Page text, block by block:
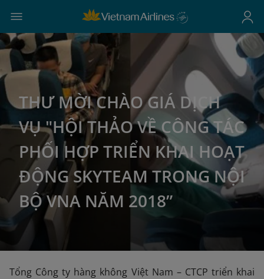
THƯ MỜI CHÀO GIÁ DỊCH
VỤ "HỘI THẢO VỀ CÔNG TÁC
PHỐI HỢP TRIỂN KHAI HOẠT
ĐỘNG SKYTEAM TRONG NỘI
BỘ VNA NĂM 2018”
Tổng Công ty hàng không Việt Nam – CTCP triển khai